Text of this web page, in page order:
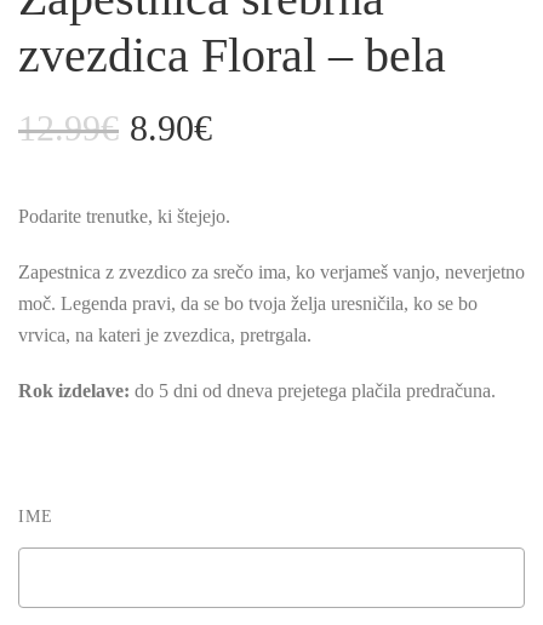
zvezdica Floral – bela
12.99€ Izvirna
bila:
8.90€Trenutna
8.90€.
Podarite trenutke, ki štejejo.
Zapestnica z zvezdico za srečo ima, ko verjameš vanjo, neverjetno
moč. Legenda pravi, da se bo tvoja želja uresničila, ko se bo
vrvica, na kateri je zvezdica, pretrgala.
Rok izdelave: do 5 dni od dneva prejetega plačila predračuna.
IME